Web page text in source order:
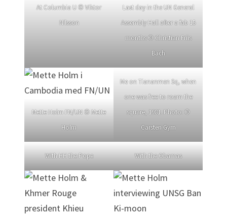
At Columbia U © Viktor
Nilsson
Last day in the UN General
Assembly Hall after a fab 15
months © Christian Friis
Bach
Mette Holm FN/UN © Mette
Holm
Me on Tiananmen Sq, when
one was free to roam the
square, 1981. Photo: ©
Carsten Gyrn
With HH the Pope With the Obamas